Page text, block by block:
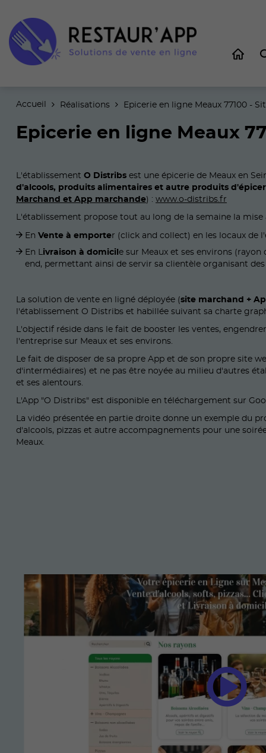
Accueil Réalisations Epicerie en ligne Meaux 77100 -
Epicerie en ligne Meaux
L'établissement O Distribs est une épicerie de Meaux en
d'alcools, produits alimentaires et autre produits
Marchand et App marchande) : www.o-distribs.fr
L'établissement propose tout au long de la semaine la
En Vente à emporter (click and collect) en les locaux de
En Livraison à domicil e sur Meaux et ses environs
end, permettant ainsi de servir sa clientèle organisant des
La solution de vente en ligné déployée (site marchand +
l'établissement O Distribs et habillée suivant sa charte
L'objectif réside dans le fait de booster les ventes,
l'entreprise sur Meaux et ses environs.
Le fait de disposer de sa propre App et de son propre site
d'intermédiaires) et ne pas être noyée au milieu d'autres
et ses alentours.
L'App "O Distribs" est disponible en téléchargement sur
La vidéo présentée en partie droite donne un exemple du
d'alcools, pizzas et autre accompagnements pour une
Meaux.